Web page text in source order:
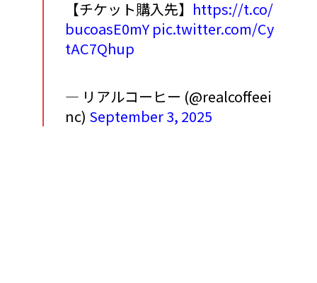
【チケット購入先】 https://t.co/
bucoasE0mY pic.twitter.com/Cy
tAC7Qhup
— リアルコーヒー (@realcoffeei
nc) September 3, 2025